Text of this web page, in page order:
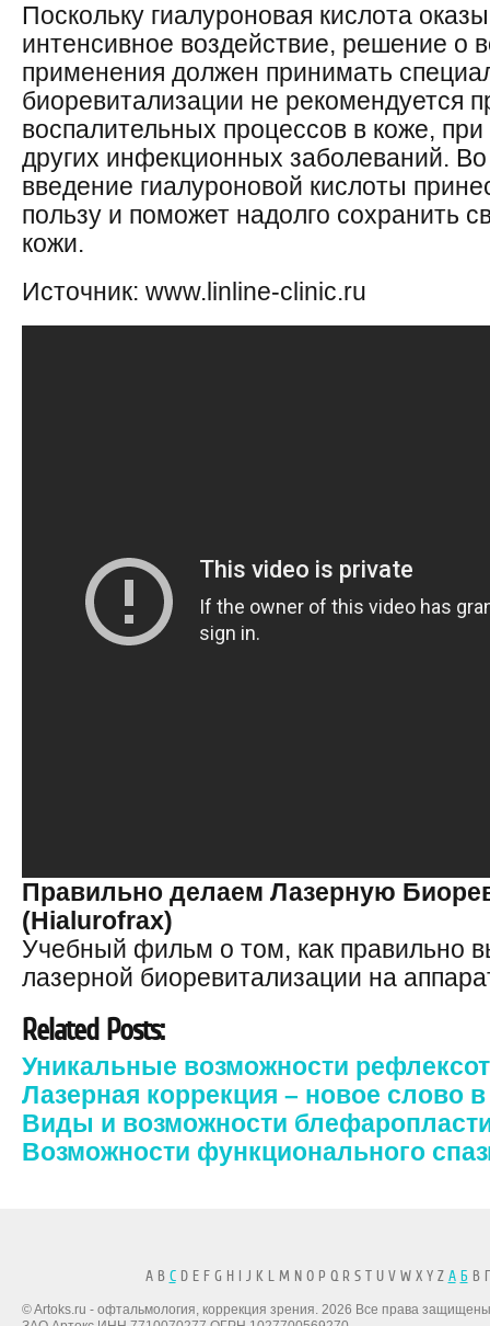
Поскольку гиалуроновая кислота
интенсивное воздействие, решение о
применения должен принимать
биоревитализации не рекомендуется
воспалительных процессов в коже,
других инфекционных заболеваний. Во
введение гиалуроновой кислоты
пользу и поможет надолго сохранить
кожи.
Источник: www.linline-clinic.ru
Правильно делаем Лазерную
(Hialurofrax)
Учебный фильм о том, как правильно
лазерной биоревитализации на
Related Posts:
Уникальные возможности
Лазерная коррекция – новое слово
Виды и возможности
Возможности функционального
A B CD E F G H I J K L M N O P Q R S T U V W X Y Z А БВ
© Artoks.ru - офтальмология, коррекция зрения. 2026 Все права